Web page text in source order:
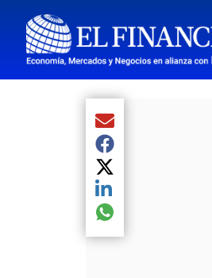
Compartir el artículo
Compartir el artículo
Compartir el artículo
Compartir el artículo
Compartir el artículo